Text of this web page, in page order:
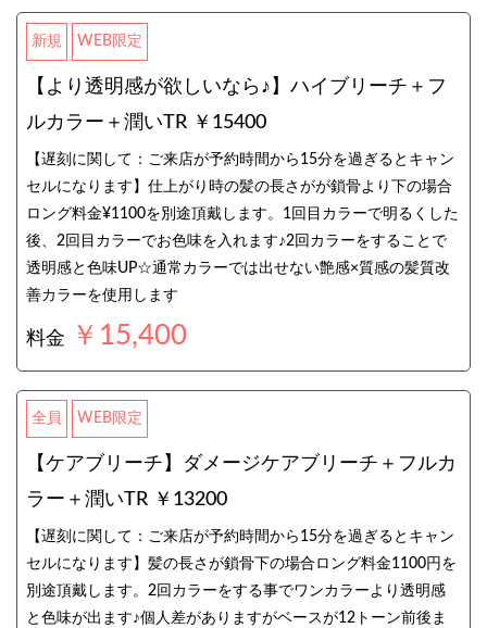
新規 WEB限定
【より透明感が欲しいなら♪】ハイブリーチ＋フ
ルカラー＋潤いTR ￥15400
【遅刻に関して：ご来店が予約時間から15分を過ぎるとキャン
セルになります】仕上がり時の髪の長さがが鎖骨より下の場合
ロング料金¥1100を別途頂戴します。1回目カラーで明るくした
後、2回目カラーでお色味を入れます♪2回カラーをすることで
透明感と色味UP☆通常カラーでは出せない艶感×質感の髪質改
善カラーを使用します
料金 ￥15,400
全員 WEB限定
【ケアブリーチ】ダメージケアブリーチ＋フルカ
ラー＋潤いTR ￥13200
【遅刻に関して：ご来店が予約時間から15分を過ぎるとキャン
セルになります】髪の長さが鎖骨下の場合ロング料金1100円を
別途頂戴します。2回カラーをする事でワンカラーより透明感
と色味が出ます♪個人差がありますがベースが12トーン前後ま